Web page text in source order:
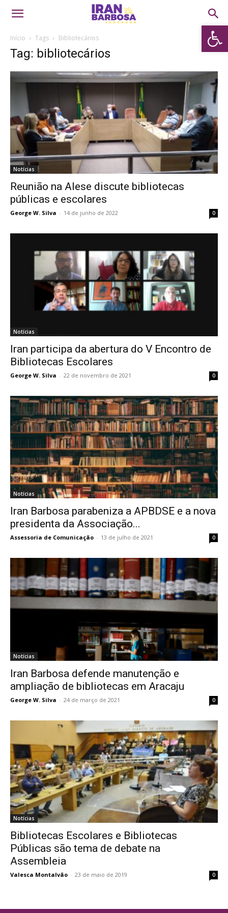
Abrir
Início Tags Bibliotecários
Tag: bibliotecários
Notícias
Reunião na Alese discute bibliotecas
públicas e escolares
George W. Silva - 14 de junho de 2022 0
Notícias
Iran participa da abertura do V Encontro de
Bibliotecas Escolares
George W. Silva - 22 de novembro de 2021 0
Notícias
Iran Barbosa parabeniza a APBDSE e a nova
presidenta da Associação...
Assessoria de Comunicação - 13 de julho de 2021 0
Notícias
Iran Barbosa defende manutenção e
ampliação de bibliotecas em Aracaju
George W. Silva - 24 de março de 2021 0
Notícias
Bibliotecas Escolares e Bibliotecas
Públicas são tema de debate na
Assembleia
Valesca Montalvão - 23 de maio de 2019 0